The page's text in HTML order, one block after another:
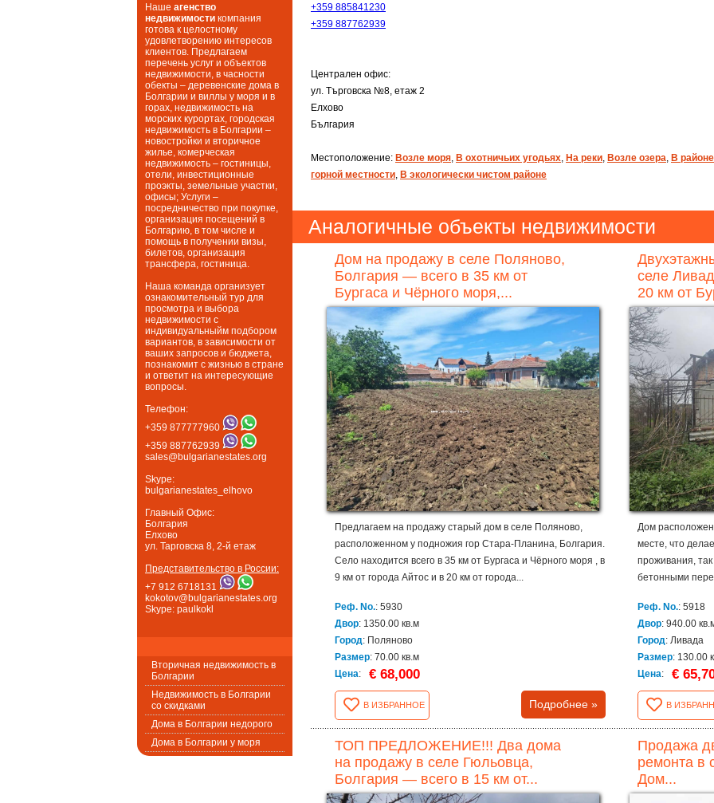
Наше агенство
недвижимости компания
готова к целостному
удовлетворению интересов
клиентов. Предлагаем
перечень услуг и объектов
недвижимости, в часности
обекты – деревенские дома в
Болгарии и виллы у моря и в
горах, недвижимость на
морских курортах, городская
недвижимость в Болгарии –
новостройки и вторичное
жилье, комерческая
недвижимость – гостиницы,
отели, инвестиционные
проэкты, земельные участки,
офисы; Услуги –
посредничество при покупке,
организация посещений в
Болгарию, в том числе и
помощь в получении визы,
билетов, организация
трансфера, гостиница.
Наша команда организует
ознакомительный тур для
просмотра и выбора
недвижимости с
индивидуальныйм подбором
вариантов, в зависимости от
ваших запросов и бюджета,
познакомит с жизнью в стране
и ответит на интересующие
вопросы.
Телефон:
+359 877777960
+359 887762939
sales@bulgarianestates.org
Skype:
bulgarianestates_elhovo
Главный Офис:
Болгария
Елхово
ул. Тарговска 8, 2-й етаж
Представительство в России:
+7 912 6718131
kokotov@bulgarianestates.org
Skype: paulkokl
Вторичная недвижимость в
Болгарии
Недвижимость в Болгарии
со скидками
Дома в Болгарии недорого
Дома в Болгарии у моря
+359 885841230
+359 887762939
Централен офис:
ул. Търговска №8, етаж 2
Елхово
България
Местоположение: Возле моря В охотничьих угодьях На реки Возле озера В
горной местности В экологически чистом районе
Аналогичные объекты недвижимости
Дом на продажу в селе Поляново,
Болгария — всего в 35 км от
Бургаса и Чёрного моря,...
Предлагаем на продажу старый дом в селе Поляново,
расположенном у подножия гор Стара-Планина, Болгария.
Село находится всего в 35 км от Бургаса и Чёрного моря , в
9 км от города Айтос и в 20 км от города...
Реф. No.: 5930
Двор: 1350.00 кв.м
Город: Поляново
Размер: 70.00 кв.м
Цена: € 68,000
В ИЗБРАННОЕ Подробнее »
селе
20 км от
Дом
месте, что
проживания,
бетонными
Реф. No.: 5918
Двор: 940.00
Город: Ливада
Размер: 130.00
Цена: €
В
ТОП ПРЕДЛОЖЕНИЕ!!! Два дома
на продажу в селе Гюльовца,
Болгария — всего в 15 км от...
Продажа
ремонта в
Дом...